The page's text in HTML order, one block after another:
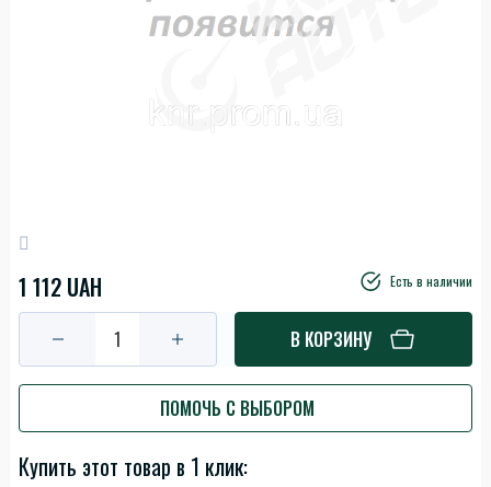
1 112 UAH Есть в наличии
В КОРЗИНУ
ПОМОЧЬ С ВЫБОРОМ
Купить этот товар в 1 клик: